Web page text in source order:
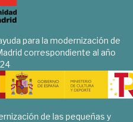
para la modernización de
correspondiente al año
de las pequeñas y